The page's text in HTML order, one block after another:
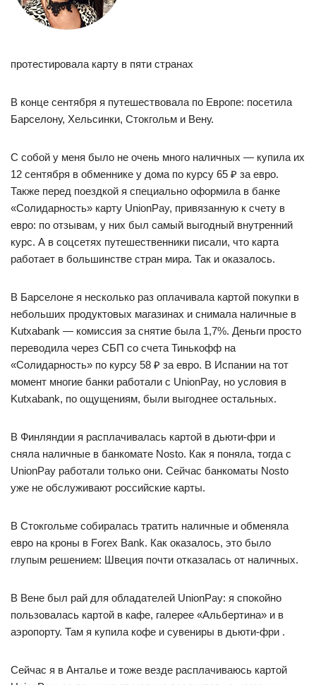
протестировала карту в пяти странах
В конце сентября я путешествовала по Европе: посетила
Барселону, Хельсинки, Стокгольм и Вену.
С собой у меня было не очень много наличных — купила их
12 сентября в обменнике у дома по курсу 65 ₽ за евро.
Также перед поездкой я специально оформила в банке
«Солидарность» карту UnionPay, привязанную к счету в
евро: по отзывам, у них был самый выгодный внутренний
курс. А в соцсетях путешественники писали, что карта
работает в большинстве стран мира. Так и оказалось.
В Барселоне я несколько раз оплачивала картой покупки в
небольших продуктовых магазинах и снимала наличные в
Kutxabank — комиссия за снятие была 1,7%. Деньги просто
переводила через СБП со счета Тинькофф на
«Солидарность» по курсу 58 ₽ за евро. В Испании на тот
момент многие банки работали с UnionPay, но условия в
Kutxabank, по ощущениям, были выгоднее остальных.
В Финляндии я расплачивалась картой в дьюти-фри и
сняла наличные в банкомате Nosto. Как я поняла, тогда с
UnionPay работали только они. Сейчас банкоматы Nosto
уже не обслуживают российские карты.
В Стокгольме собиралась тратить наличные и обменяла
евро на кроны в Forex Bank. Как оказалось, это было
глупым решением: Швеция почти отказалась от наличных.
В Вене был рай для обладателей UnionPay: я спокойно
пользовалась картой в кафе, галерее «Альбертина» и в
аэропорту. Там я купила кофе и сувениры в дьюти-фри .
Сейчас я в Анталье и тоже везде расплачиваюсь картой